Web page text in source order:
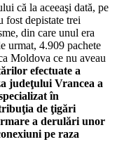
că la aceeaşi dată, pe
fost depistate trei
din care unul era
urmat, 4.909 pachete
Moldova ce nu aveau
efectuate a
judeţului Vrancea a
în
de ţigări
a derulări unor
pe raza